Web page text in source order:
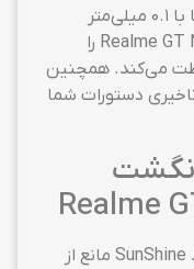
گلس گیمینگ Realme GT Neo تنها با ۰.۱ میلی‌متر
ضخامت، تمامی صفحه نمایش Realme GT Neo را
می‌کند. همچنین
دستورات شما
گلس گیمینگ Realme GT Neo برند SunShine مانع از